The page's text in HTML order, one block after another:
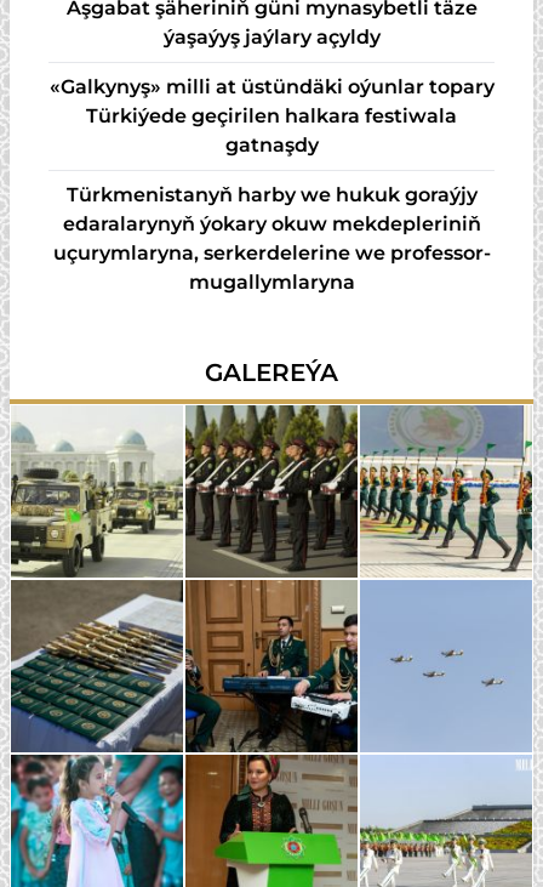
Aşgabat şäheriniň güni mynasybetli täze
ýaşaýyş jaýlary açyldy
«Galkynyş» milli at üstündäki oýunlar topary
Türkiýede geçirilen halkara festiwala
gatnaşdy
Türkmenistanyň harby we hukuk goraýjy
edaralarynyň ýokary okuw mekdepleriniň
uçurymlaryna, serkerdelerine we professor-
mugallymlaryna
GALEREÝA